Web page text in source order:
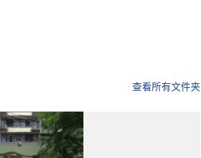
查看所有文件夹